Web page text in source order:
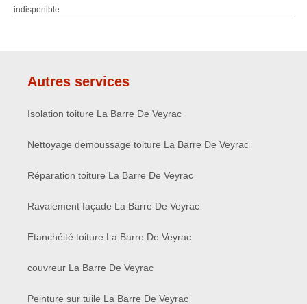
indisponible
Autres services
Isolation toiture La Barre De Veyrac
Nettoyage demoussage toiture La Barre De Veyrac
Réparation toiture La Barre De Veyrac
Ravalement façade La Barre De Veyrac
Etanchéité toiture La Barre De Veyrac
couvreur La Barre De Veyrac
Peinture sur tuile La Barre De Veyrac